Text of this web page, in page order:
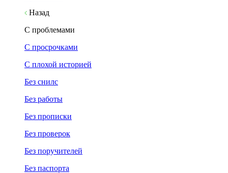
Назад
С проблемами
С просрочками
С плохой историей
Без снилс
Без работы
Без прописки
Без проверок
Без поручителей
Без паспорта